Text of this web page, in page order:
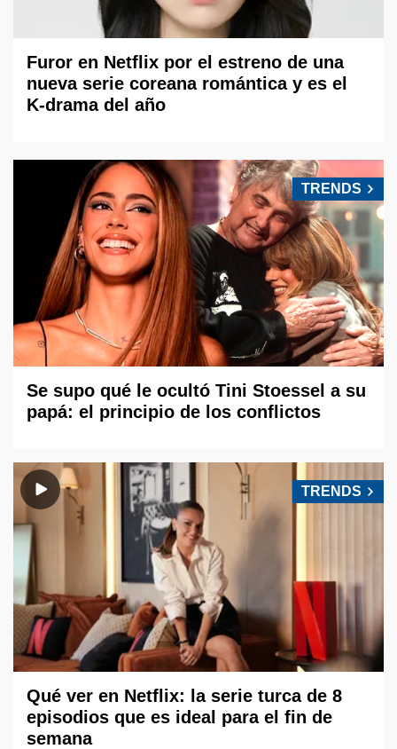
Furor en Netflix por el estreno de una
nueva serie coreana romántica y es el
K-drama del año
TRENDS
Se supo qué le ocultó Tini Stoessel a su
papá: el principio de los conflictos
TRENDS
Qué ver en Netflix: la serie turca de 8
episodios que es ideal para el fin de
semana